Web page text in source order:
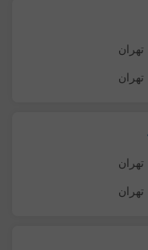
تهران
تهران
تهران
تهران